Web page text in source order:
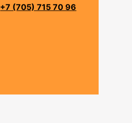
+7 (705) 715 70 96